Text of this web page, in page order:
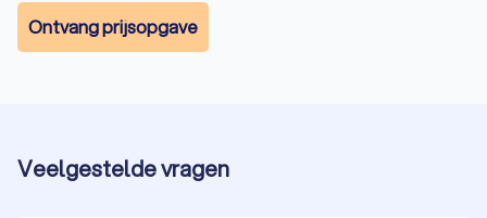
Ontvang prijsopgave
Veelgestelde vragen